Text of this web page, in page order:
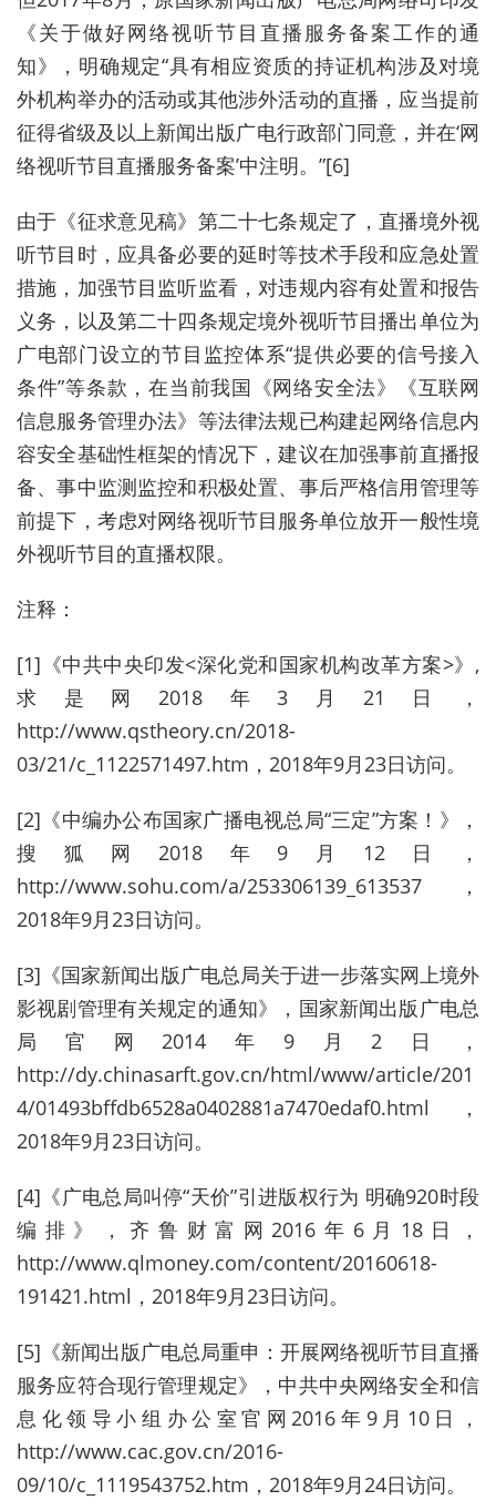
《关于做好网络视听节目直播服务备案工作的通
知》，明确规定“具有相应资质的持证机构涉及对境
外机构举办的活动或其他涉外活动的直播，应当提前
征得省级及以上新闻出版广电行政部门同意，并在‘网
络视听节目直播服务备案’中注明。”[6]
由于《征求意见稿》第二十七条规定了，直播境外视
听节目时，应具备必要的延时等技术手段和应急处置
措施，加强节目监听监看，对违规内容有处置和报告
义务，以及第二十四条规定境外视听节目播出单位为
广电部门设立的节目监控体系“提供必要的信号接入
条件”等条款，在当前我国《网络安全法》《互联网
信息服务管理办法》等法律法规已构建起网络信息内
容安全基础性框架的情况下，建议在加强事前直播报
备、事中监测监控和积极处置、事后严格信用管理等
前提下，考虑对网络视听节目服务单位放开一般性境
外视听节目的直播权限。
注释：
[1]《中共中央印发<深化党和国家机构改革方案>》,
求是网2018年3月21日，
http://www.qstheory.cn/2018-
03/21/c_1122571497.htm，2018年9月23日访问。
[2]《中编办公布国家广播电视总局“三定”方案！》，
搜狐网2018年9月12日，
http://www.sohu.com/a/253306139_613537，
2018年9月23日访问。
[3]《国家新闻出版广电总局关于进一步落实网上境外
影视剧管理有关规定的通知》，国家新闻出版广电总
局官网2014年9月2日，
http://dy.chinasarft.gov.cn/html/www/article/201
4/01493bffdb6528a0402881a7470edaf0.html，
2018年9月23日访问。
[4]《广电总局叫停“天价”引进版权行为 明确920时段
编排》，齐鲁财富网2016年6月18日，
http://www.qlmoney.com/content/20160618-
191421.html，2018年9月23日访问。
[5]《新闻出版广电总局重申：开展网络视听节目直播
服务应符合现行管理规定》，中共中央网络安全和信
息化领导小组办公室官网2016年9月10日，
http://www.cac.gov.cn/2016-
09/10/c_1119543752.htm，2018年9月24日访问。